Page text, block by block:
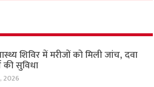
शिविर में मरीजों को मिली जांच, दवा
की सुविधा
2026